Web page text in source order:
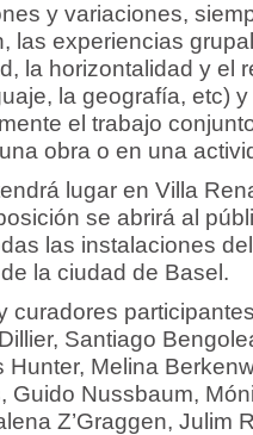
y variaciones,
las experiencias
la horizontalidad y el
la geografía, etc)
el trabajo
obra o en una
lugar en Villa
se abrirá al
las instalaciones
la ciudad de Basel.
curadores
Santiago
Hunter, Melina
Guido Nussbaum,
Z’Graggen, Julim